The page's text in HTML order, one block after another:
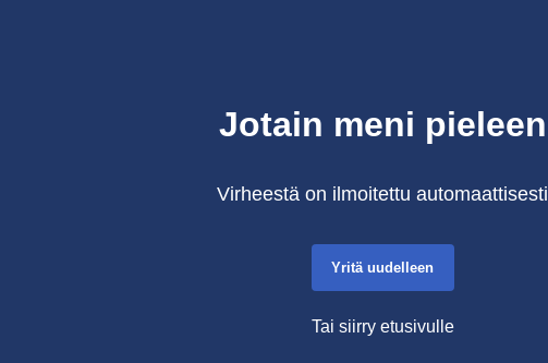
Jotain meni pieleen
Virheestä on ilmoitettu automaattisesti
Yritä uudelleen
Tai siirry etusivulle